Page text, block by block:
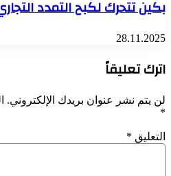
بكين تتحرك لكبح التمدد
28.11.2025
اترك تعليقاً
لن يتم نشر عنوان بريدك الإلكتروني.
*
التعليق *